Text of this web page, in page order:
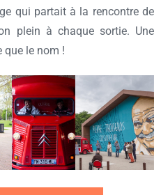
qui partait à la rencontre de
plein à chaque sortie. Une
que le nom !